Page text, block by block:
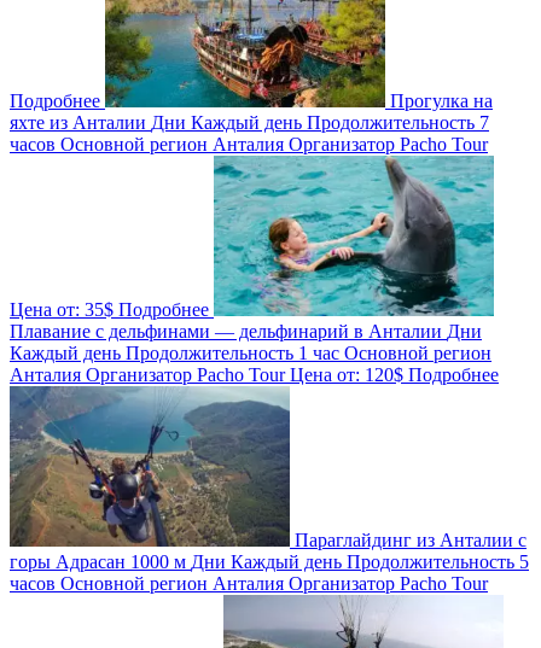
Подробнее
Прогулка на
яхте из Анталии Дни Каждый день Продолжительность 7
часов Основной регион Анталия Организатор Pacho Tour
Цена от: 35$ Подробнее
Плавание с дельфинами — дельфинарий в Анталии Дни
Каждый день Продолжительность 1 час Основной регион
Анталия Организатор Pacho TourЦена от: 120$ Подробнее
Параглайдинг из Анталии с
горы Адрасан 1000 м Дни Каждый день Продолжительность 5
часов Основной регион Анталия Организатор Pacho Tour